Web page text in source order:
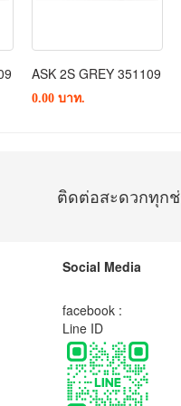
ASK 2S GREY 351109
0.00 บาท.
ติดต่อสะดวกทุก
Social Media
facebook :
Line ID